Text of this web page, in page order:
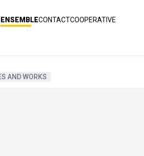
ENSEMBLECONTACTCOOPERATIVE
AND WORKS